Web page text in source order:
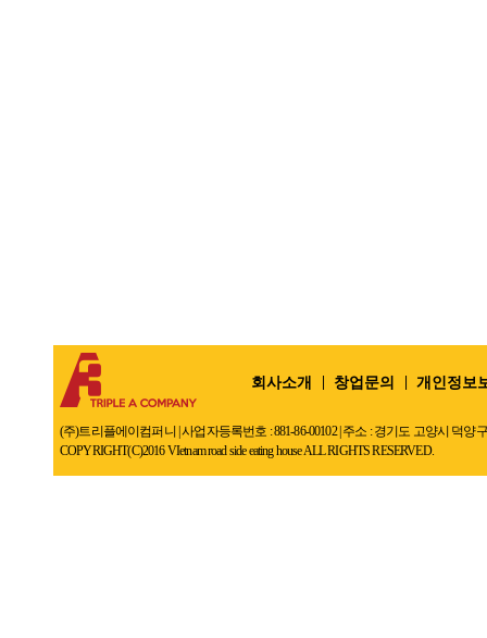
회사소개 창업문의 개인정보
(주)트리플에이컴퍼니 | 사업자등록번호 : 881-86-00102 | 주소 : 경기도 고양시 덕양
COPYRIGHT(C)2016 VIetnam road side eating house ALL RIGHTS RESERVED.